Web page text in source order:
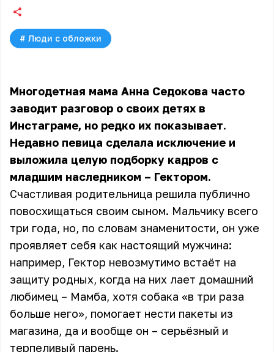
# Люди с обложки
Многодетная мама Анна Седокова часто
заводит разговор о своих детях в
Инстаграме, но редко их показывает.
Недавно певица сделала исключение и
выложила целую подборку кадров с
младшим наследником – Гектором.
Счастливая родительница решила публично
повосхищаться своим сыном. Мальчику всего
три года, но, по словам знаменитости, он уже
проявляет себя как настоящий мужчина:
например, Гектор невозмутимо встаёт на
защиту родных, когда на них лает домашний
любимец – Мамба, хотя собака «в три раза
больше него», помогает нести пакеты из
магазина, да и вообще он – серьёзный и
терпеливый парень.